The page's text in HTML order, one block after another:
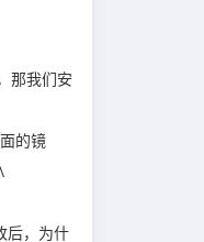
那我们安
的镜
后，为什